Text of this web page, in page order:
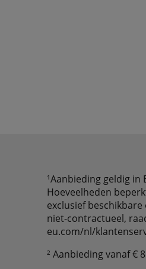
¹Aanbieding geldig
Hoeveelheden
exclusief
niet-contractueel,
eu.com/nl/
² Aanbieding vanaf €